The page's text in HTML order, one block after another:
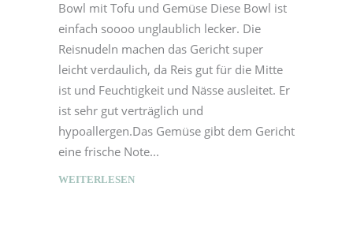
Bowl mit Tofu und Gemüse Diese Bowl ist
einfach soooo unglaublich lecker. Die
Reisnudeln machen das Gericht super
leicht verdaulich, da Reis gut für die Mitte
ist und Feuchtigkeit und Nässe ausleitet. Er
ist sehr gut verträglich und
hypoallergen.Das Gemüse gibt dem Gericht
eine frische Note
WEITERLESEN